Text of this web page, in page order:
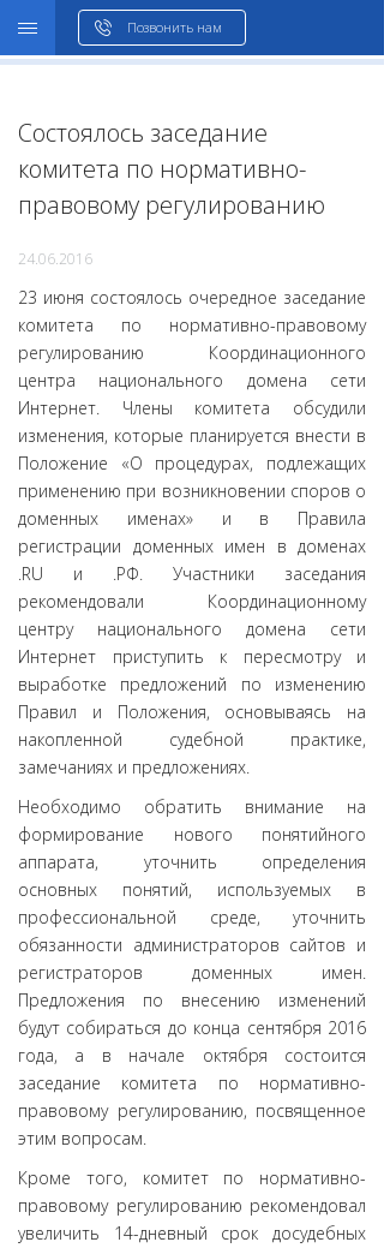
Позвонить нам
Состоялось заседание
комитета по нормативно-
правовому регулированию
24.06.2016
23 июня состоялось очередное заседание
комитета по нормативно-правовому
регулированию Координационного
центра национального домена сети
Интернет. Члены комитета обсудили
изменения, которые планируется внести в
Положение «О процедурах, подлежащих
применению при возникновении споров о
доменных именах» и в Правила
регистрации доменных имен в доменах
.RU и .РФ. Участники заседания
рекомендовали Координационному
центру национального домена сети
Интернет приступить к пересмотру и
выработке предложений по изменению
Правил и Положения, основываясь на
накопленной судебной практике,
замечаниях и предложениях.
Необходимо обратить внимание на
формирование нового понятийного
аппарата, уточнить определения
основных понятий, используемых в
профессиональной среде, уточнить
обязанности администраторов сайтов и
регистраторов доменных имен.
Предложения по внесению изменений
будут собираться до конца сентября 2016
года, а в начале октября состоится
заседание комитета по нормативно-
правовому регулированию, посвященное
этим вопросам.
Кроме того, комитет по нормативно-
правовому регулированию рекомендовал
увеличить 14-дневный срок досудебных